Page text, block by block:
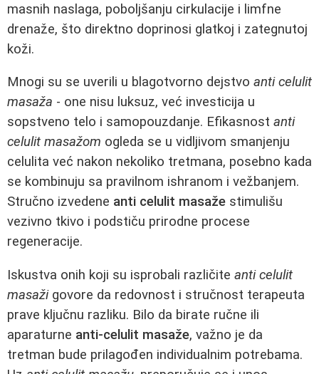
masnih naslaga, poboljšanju cirkulacije i limfne
drenaže, što direktno doprinosi glatkoj i zategnutoj
koži.
Mnogi su se uverili u blagotvorno dejstvo anti celulit
masaža - one nisu luksuz, već investicija u
sopstveno telo i samopouzdanje. Efikasnost anti
celulit masažom ogleda se u vidljivom smanjenju
celulita već nakon nekoliko tretmana, posebno kada
se kombinuju sa pravilnom ishranom i vežbanjem.
Stručno izvedene anti celulit masaže stimulišu
vezivno tkivo i podstiču prirodne procese
regeneracije.
Iskustva onih koji su isprobali različite anti celulit
masažigovore da redovnost i stručnost terapeuta
prave ključnu razliku. Bilo da birate ručne ili
aparaturne anti-celulit masaže, važno je da
tretman bude prilagođen individualnim potrebama.